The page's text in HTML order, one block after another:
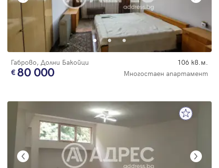
Габрово, Долни Бакойци 106 кв.м.
80 000 Многостаен апартамент